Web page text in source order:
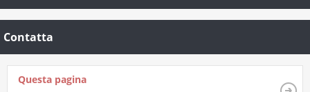
Contatta
Questa pagina